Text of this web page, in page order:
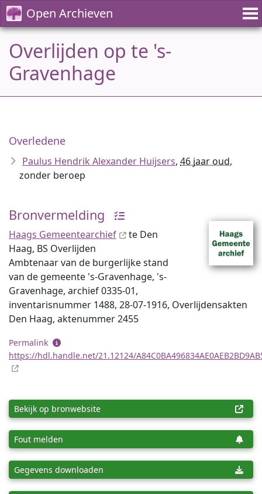
Open Archieven
Overlijden op te 's-
Gravenhage
Overledene
Paulus Hendrik Alexander Huijsers, 46 jaar oud,
zonder beroep
Bronvermelding
Haags Gemeentearchief
te Den
Haag, BS Overlijden
Ambtenaar van de burgerlijke stand
van de gemeente 's-Gravenhage, 's-
Gravenhage, archief 0335-01,
inventaris­num­mer 1488, 28-07-1916, Overlijdensakten
Den Haag, aktenummer 2455
Permalink
https://hdl.handle.net/21.12124/
Bekijk op bronwebsite
Fout melden
Gegevens downloaden